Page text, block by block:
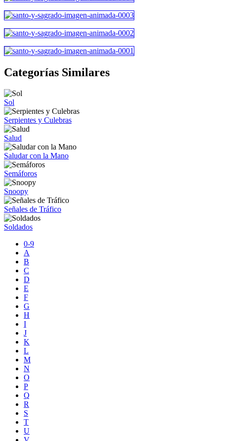
Categorías Similares
Sol
Serpientes y Culebras
Salud
Saludar con la Mano
Semáforos
Snoopy
Señales de Tráfico
Soldados
0-9
A
B
C
D
E
F
G
H
I
J
K
L
M
N
O
P
Q
R
S
T
U